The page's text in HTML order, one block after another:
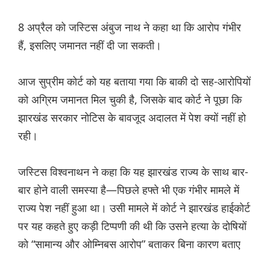
8 अप्रैल को जस्टिस अंबुज नाथ ने कहा था कि आरोप गंभीर
हैं, इसलिए जमानत नहीं दी जा सकती।
आज सुप्रीम कोर्ट को यह बताया गया कि बाकी दो सह-आरोपियों
को अग्रिम जमानत मिल चुकी है, जिसके बाद कोर्ट ने पूछा कि
झारखंड सरकार नोटिस के बावजूद अदालत में पेश क्यों नहीं हो
रही।
जस्टिस विश्वनाथन ने कहा कि यह झारखंड राज्य के साथ बार-
बार होने वाली समस्या है—पिछले हफ्ते भी एक गंभीर मामले में
राज्य पेश नहीं हुआ था। उसी मामले में कोर्ट ने झारखंड हाईकोर्ट
पर यह कहते हुए कड़ी टिप्पणी की थी कि उसने हत्या के दोषियों
को “सामान्य और ओम्निबस आरोप” बताकर बिना कारण बताए